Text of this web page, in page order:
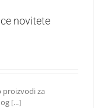
novitete
proizvodi za
[...]